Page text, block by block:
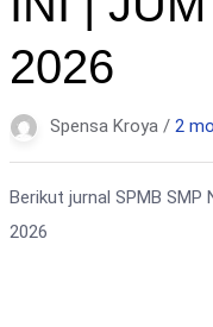
2026
Spensa Kroya / 2
Berikut jurnal SPMB SMP
2026